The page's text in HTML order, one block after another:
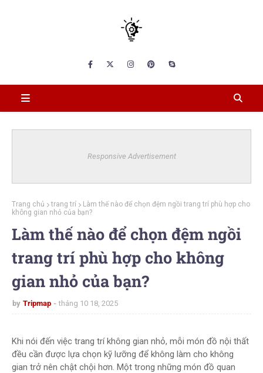
Responsive Advertisement
Trang chủ trang trí
Làm thế nào để chọn đệm ngồi trang trí phù hợp cho
không gian nhỏ của bạn?
Làm thế nào để chọn đệm ngồi
trang trí phù hợp cho không
gian nhỏ của bạn?
by Tripmap tháng 10 18, 2025
Khi nói đến việc trang trí không gian nhỏ, mỗi món đồ nội thất
đều cần được lựa chọn kỹ lưỡng để không làm cho không
gian trở nên chật chội hơn. Một trong những món đồ quan